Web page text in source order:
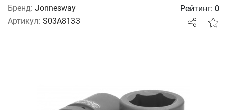
Бренд: Jonnesway
Артикул: S03A8133
Рейтинг: 0